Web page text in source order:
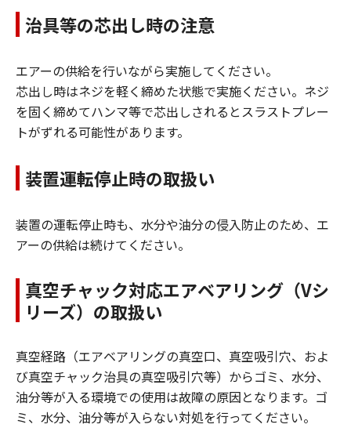
治具等の芯出し時の注意
エアーの供給を行いながら実施してください。
芯出し時はネジを軽く締めた状態で実施ください。ネジ
を固く締めてハンマ等で芯出しされるとスラストプレー
トがずれる可能性があります。
装置運転停止時の取扱い
装置の運転停止時も、水分や油分の侵入防止のため、エ
アーの供給は続けてください。
真空チャック対応エアベアリング（Vシ
リーズ）の取扱い
真空経路（エアベアリングの真空口、真空吸引穴、およ
び真空チャック治具の真空吸引穴等）からゴミ、水分、
油分等が入る環境での使用は故障の原因となります。ゴ
ミ、水分、油分等が入らない対処を行ってください。